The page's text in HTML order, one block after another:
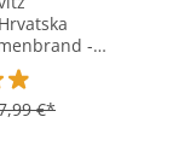
5 Sternen
-
Bewertung
€*